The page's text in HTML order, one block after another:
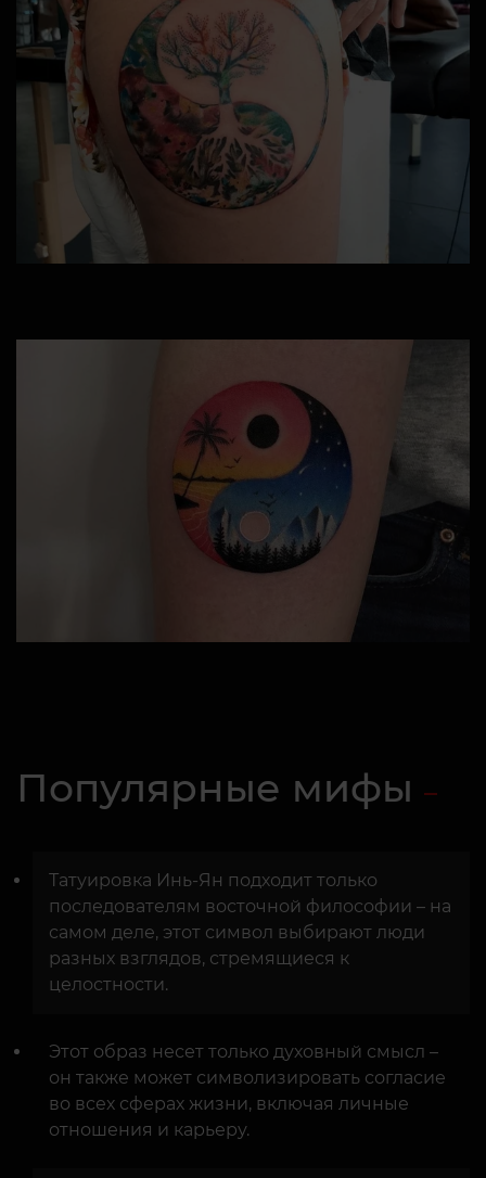
Популярные мифы
Татуировка Инь-Ян подходит только
последователям восточной философии – на
самом деле, этот символ выбирают люди
разных взглядов, стремящиеся к
целостности.
Этот образ несет только духовный смысл –
он также может символизировать согласие
во всех сферах жизни, включая личные
отношения и карьеру.